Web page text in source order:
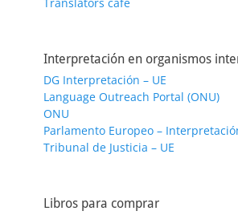
Interpretación en organismos
DG Interpretación – UE
Language Outreach Portal (ONU)
ONU
Parlamento Europeo –
Tribunal de Justicia – UE
Libros para comprar